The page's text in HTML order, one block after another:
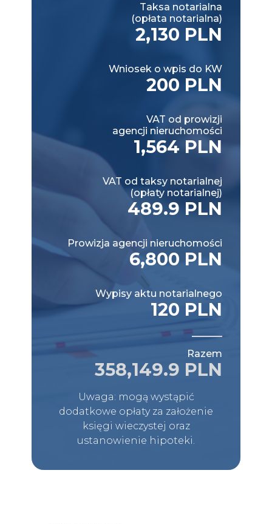
Taksa notarialna
(opłata notarialna)
2,130 PLN
Wniosek o wpis do KW
200 PLN
VAT od prowizji
agencji nieruchomości
1,564 PLN
VAT od taksy notarialnej
(opłaty notarialnej)
489.9 PLN
Prowizja agencji nieruchomości
6,800 PLN
Wypisy aktu notarialnego
120 PLN
Razem
358,149.9 PLN
Uwaga: mogą wystąpić
dodatkowe opłaty za założenie
księgi wieczystej oraz
ustanowienie hipoteki.